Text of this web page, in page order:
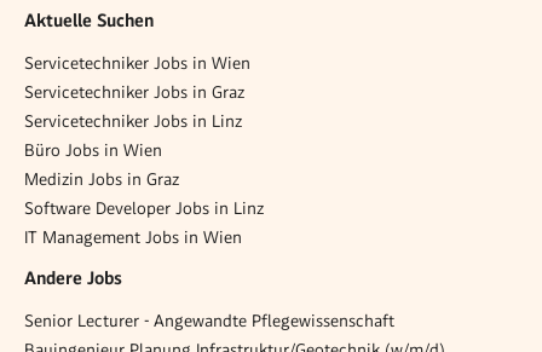
Aktuelle Suchen
Servicetechniker Jobs in Wien
Servicetechniker Jobs in Graz
Servicetechniker Jobs in Linz
Büro Jobs in Wien
Medizin Jobs in Graz
Software Developer Jobs in Linz
IT Management Jobs in Wien
Andere Jobs
Senior Lecturer - Angewandte Pflegewissenschaft